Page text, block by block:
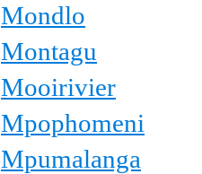
Mondlo
Montagu
Mooirivier
Mpophomeni
Mpumalanga